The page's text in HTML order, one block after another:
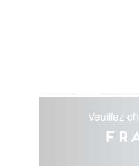
Veuillez